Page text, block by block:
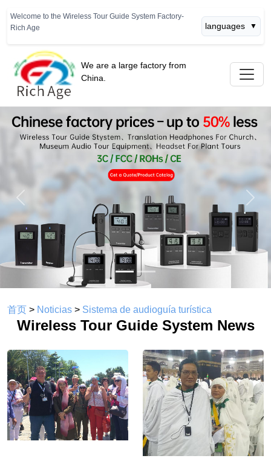
Welcome to the Wireless Tour Guide System Factory-
Rich Age
languages ▼
We are a large factory from
China.
Previous Next
首页 > Noticias > Sistema de audioguía turística
Wireless Tour Guide System News